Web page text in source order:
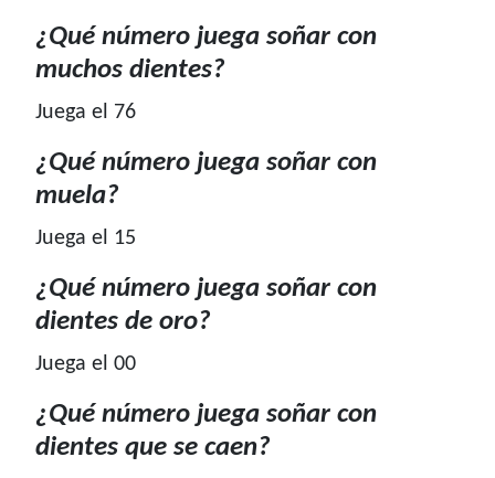
¿Qué número juega soñar con
muchos dientes?
Juega el 76
¿Qué número juega soñar con
muela?
Juega el 15
¿Qué número juega soñar con
dientes de oro?
Juega el 00
¿Qué número juega soñar con
dientes que se caen?